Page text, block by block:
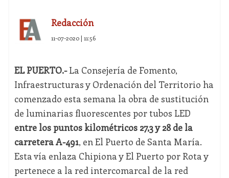
Redacción
11-07-2020 | 11:56
EL PUERTO.-La Consejería de Fomento,
Infraestructuras y Ordenación del Territorio ha
comenzado esta semana la obra de sustitución
de luminarias fluorescentes por tubos LED
entre los puntos kilométricos 27,3 y 28 de la
carretera A-491, en El Puerto de Santa María.
Esta vía enlaza Chipiona y El Puerto por Rota y
pertenece a la red intercomarcal de la red